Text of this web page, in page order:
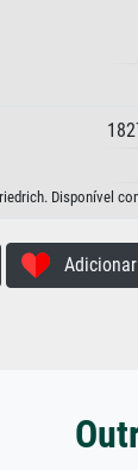
Disponível
Adicionar